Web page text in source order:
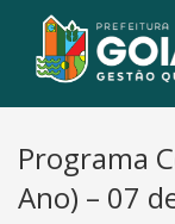
Programa
Ano) – 07